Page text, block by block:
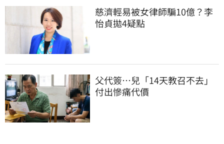
慈濟輕易被女律師騙10億？李
怡貞拋4疑點
父代簽…兒「14天教召不去」
付出慘痛代價